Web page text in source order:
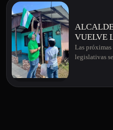
VUELVE
APOYO
Las
legislativas